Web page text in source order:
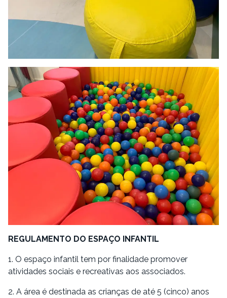
REGULAMENTO DO ESPAÇO INFANTIL
1. O espaço infantil tem por finalidade promover
atividades sociais e recreativas aos associados.
2. A área é destinada as crianças de até 5 (cinco) anos